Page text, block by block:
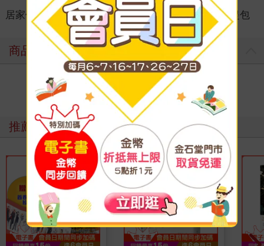
居家休閒 ＞ 流行包袋 ＞ 流行女包 ＞ 手拿 / 手提包
商品評價
推薦必看